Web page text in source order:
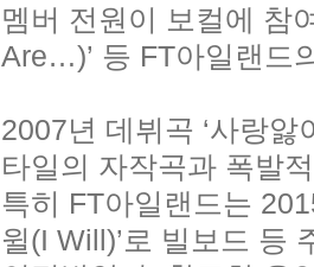
멤버 전원이 보컬에 참
Are…)’ 등 FT아일랜드
2007년 데뷔곡 ‘사랑
타일의 자작곡과 폭발
특히 FT아일랜드는
윌(I Will)’로 빌보드 등